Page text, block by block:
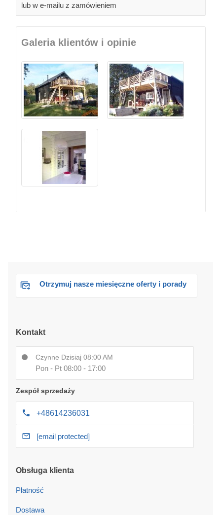
lub w e-mailu z zamówieniem
Galeria klientów i opinie
Otrzymuj nasze miesięczne oferty i porady
Kontakt
Czynne Dzisiaj 08:00 AM
Pon - Pt 08:00 - 17:00
Zespół sprzedaży
+48614236031
[email protected]
Obsługa klienta
Płatność
Dostawa